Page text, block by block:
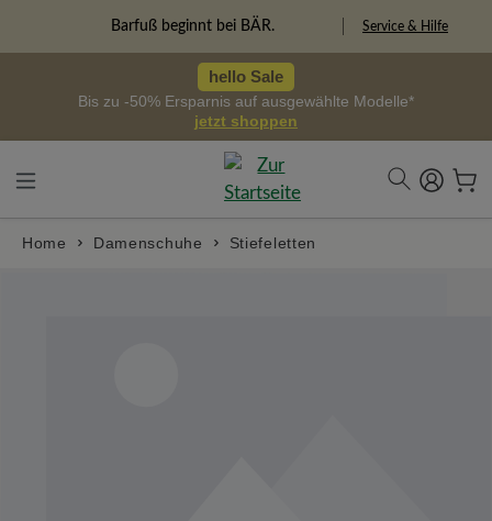
Freiheitspioniere Service & Hilfe
hello Sale
Bis zu -50% Ersparnis auf ausgewählte Modelle*
jetzt shoppen
Home Damenschuhe Stiefeletten